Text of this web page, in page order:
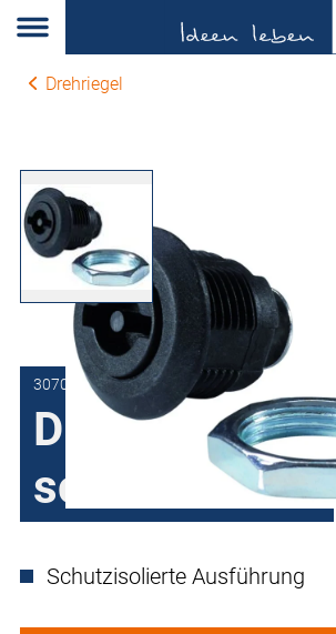
Drehriegel
3070-7502-18-03
Drehriegel
schutzisoliert
Schutzisolierte Ausführung